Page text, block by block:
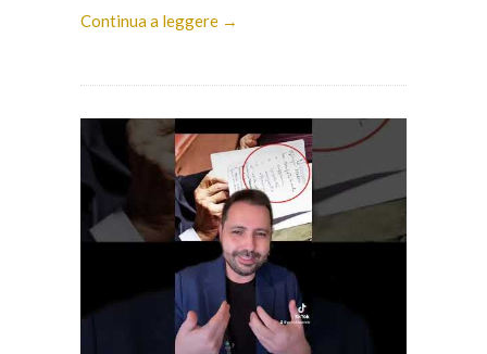
Continua a leggere →